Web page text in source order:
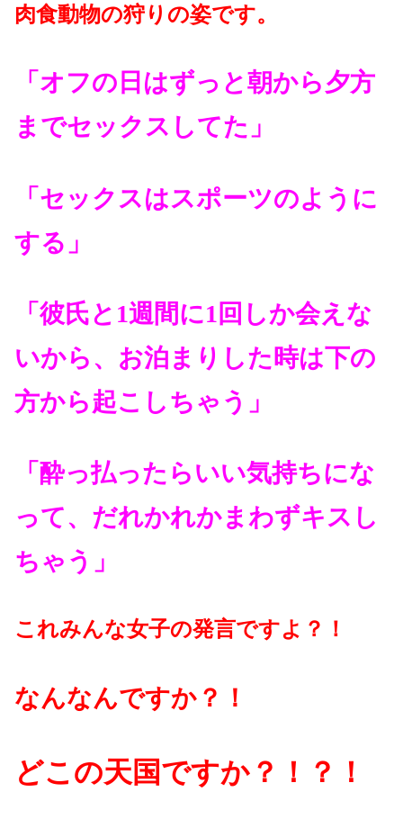
肉食動物の狩りの姿です。
「オフの日はずっと朝から夕方
までセックスしてた」
「セックスはスポーツのように
する」
「彼氏と 1週間に1回しか会えな
いから、 お泊まりした時は下の
方から起こしちゃう」
「酔っ払ったらいい気持ちにな
って、だれかれかまわずキスし
ちゃう」
これみんな女子の発言ですよ？！
なんなんですか？！
どこの天国ですか？！？！